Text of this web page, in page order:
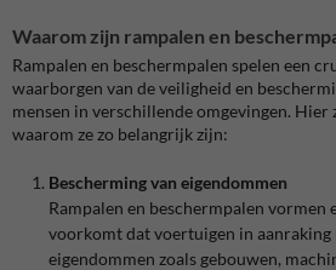
Waarom zijn rampalen en
Rampalen en beschermpalen spelen een
waarborgen van de veiligheid en
mensen in verschillende omgevingen. Hier
waarom ze zo belangrijk zijn:
Bescherming van eigendommen
Rampalen en beschermpalen vormen
voorkomt dat voertuigen in
eigendommen zoals gebouwen,